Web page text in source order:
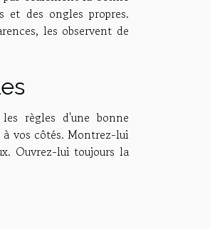
et des ongles propres.
les observent de
règles d'une bonne
vos côtés. Montrez-lui
Ouvrez-lui toujours la